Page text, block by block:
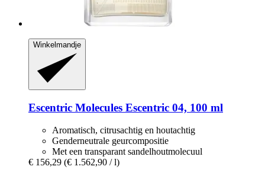
Winkelmandje
Escentric Molecules Escentric 04, 100 ml
Aromatisch, citrusachtig en houtachtig
Genderneutrale geurcompositie
Met een transparant sandelhoutmolecuul
€ 156,29 (€ 1.562,90 / l)